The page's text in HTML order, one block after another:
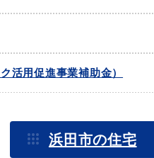
支援・助成制度
防災・消防
活用促進事業補助金）
浜田市の住宅